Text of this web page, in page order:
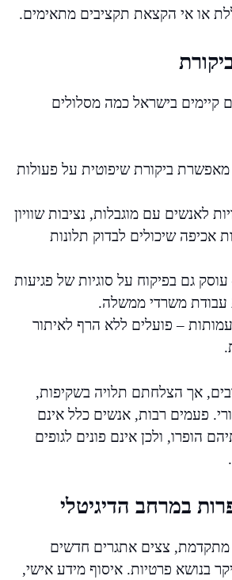
או אי הקצאת תקציבים מתאימים.
קיימים בישראל כמה מסלולים
ביקורת שיפוטית על פעולות
לאנשים עם מוגבלות, נציבות שוויון
אכיפה שיכולים לבדוק תלונות
גם בפיקוח על סוגיות של פגיעות
עבודת משרדי ממשלה.
– פועלים ללא הרף לאיתור
אך הצלחתם תלויה בשקיפות,
פעמים רבות, אנשים כלל אינם
הופרו, ולכן אינם פונים לגופים
במרחב הדיגיטלי
מתקדמת, צצים אתגרים חדשים
בנושא פרטיות. איסוף מידע אישי,